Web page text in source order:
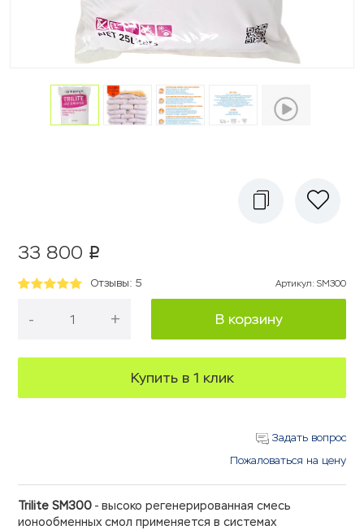
33 800 p
Отзывы: 5 Артикул: SM300
- + В корзину
Купить в 1 клик
Задать вопрос
Пожаловаться на цену
Trilite SM300 - высоко регенерированная смесь
ионообменных смол применяется в системах